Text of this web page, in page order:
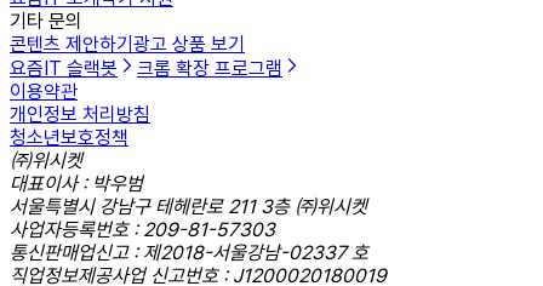
기타 문의
콘텐츠 제안하기 광고 상품 보기
요즘IT 슬랙봇
크롬 확장 프로그램
이용약관
개인정보 처리방침
청소년보호정책
㈜위시켓
대표이사 : 박우범
서울특별시 강남구 테헤란로 211 3층 ㈜위시켓
사업자등록번호 : 209-81-57303
통신판매업신고 : 제2018-서울강남-02337 호
직업정보제공사업 신고번호 : J1200020180019